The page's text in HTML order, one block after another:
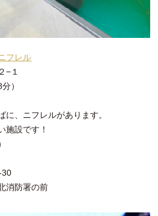
フレル
−１
）
、ニフレルがあります。
施設です！
30
消防署の前